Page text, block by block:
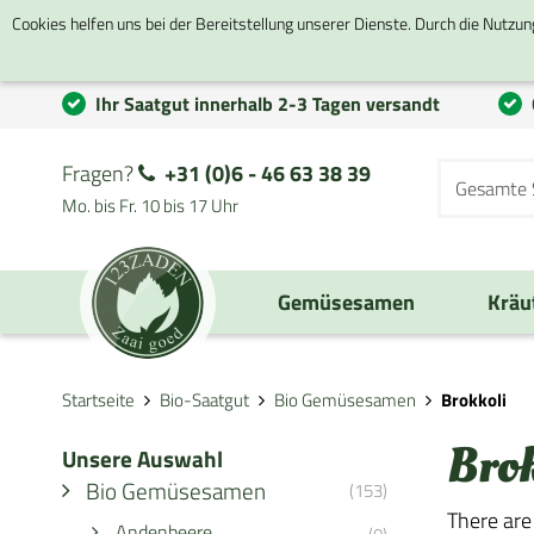
Cookies helfen uns bei der Bereitstellung unserer Dienste. Durch die
Ihr Saatgut innerhalb 2-3 Tagen versandt
Fragen? +31 (0)6 - 46 63 38 39
Mo. bis Fr. 10 bis 17 Uhr
Gemüsesamen
Startseite Bio-Saatgut Bio Gemüsesamen Brokkoli
Unsere Auswahl
Bio Gemüsesamen
(153)
There